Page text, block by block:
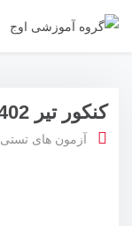
کنکور تیر 1402
آزمون های تستی